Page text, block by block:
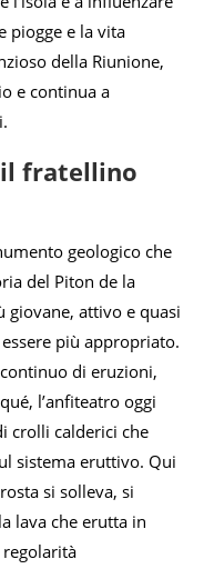
piogge e la vita
della Riunione,
e continua a
il fratellino
geologico che
del Piton de la
giovane, attivo e quasi
più appropriato.
di eruzioni,
l’anfiteatro oggi
crolli calderici che
sistema eruttivo. Qui
si solleva, si
lava che erutta in